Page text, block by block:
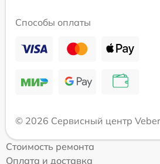
Способы оплаты
© 2026 Сервисный центр Veber
Стоимость ремонта
Оплата и доставка